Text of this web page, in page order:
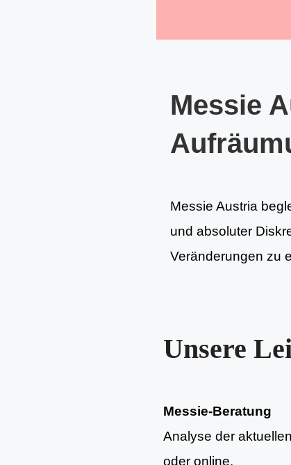
Messie
Messie Austria
und absoluter
Veränderungen zu
Unsere
Messie-Beratung
Analyse der
oder online.